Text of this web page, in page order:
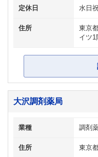
定休日 水日
住所
東京
イツ1
大沢調剤薬局
業種 調剤
住所 東京